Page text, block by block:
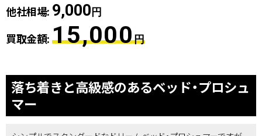
他社相場: 9,000円
買取金額:15,000円
落ち着きと高級感のあるベッド・プロシュ
マー